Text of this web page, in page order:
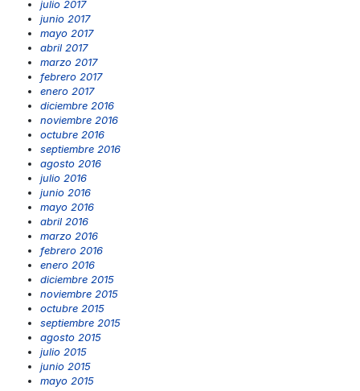
julio 2017
junio 2017
mayo 2017
abril 2017
marzo 2017
febrero 2017
enero 2017
diciembre 2016
noviembre 2016
octubre 2016
septiembre 2016
agosto 2016
julio 2016
junio 2016
mayo 2016
abril 2016
marzo 2016
febrero 2016
enero 2016
diciembre 2015
noviembre 2015
octubre 2015
septiembre 2015
agosto 2015
julio 2015
junio 2015
mayo 2015